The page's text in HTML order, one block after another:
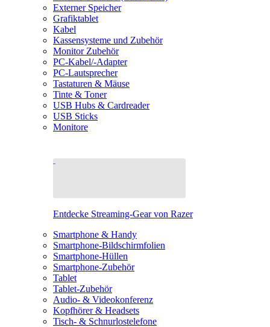
Externer Speicher
Grafiktablet
Kabel
Kassensysteme und Zubehör
Monitor Zubehör
PC-Kabel/-Adapter
PC-Lautsprecher
Tastaturen & Mäuse
Tinte & Toner
USB Hubs & Cardreader
USB Sticks
Monitore
Entdecke Streaming-Gear von Razer
Smartphone & Handy
Smartphone-Bildschirmfolien
Smartphone-Hüllen
Smartphone-Zubehör
Tablet
Tablet-Zubehör
Audio- & Videokonferenz
Kopfhörer & Headsets
Tisch- & Schnurlostelefone